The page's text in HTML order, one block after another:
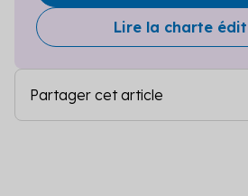
Lire la charte
Partager cet article